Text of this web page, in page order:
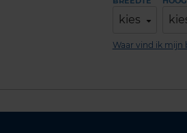
kies
Waar vind ik mijn